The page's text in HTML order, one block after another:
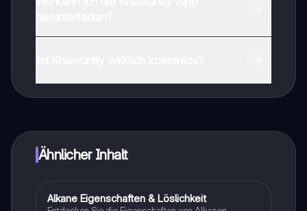
Ähnlicher Inhalt
Chemie
Alkane Eigenschaften & Löslichkeit